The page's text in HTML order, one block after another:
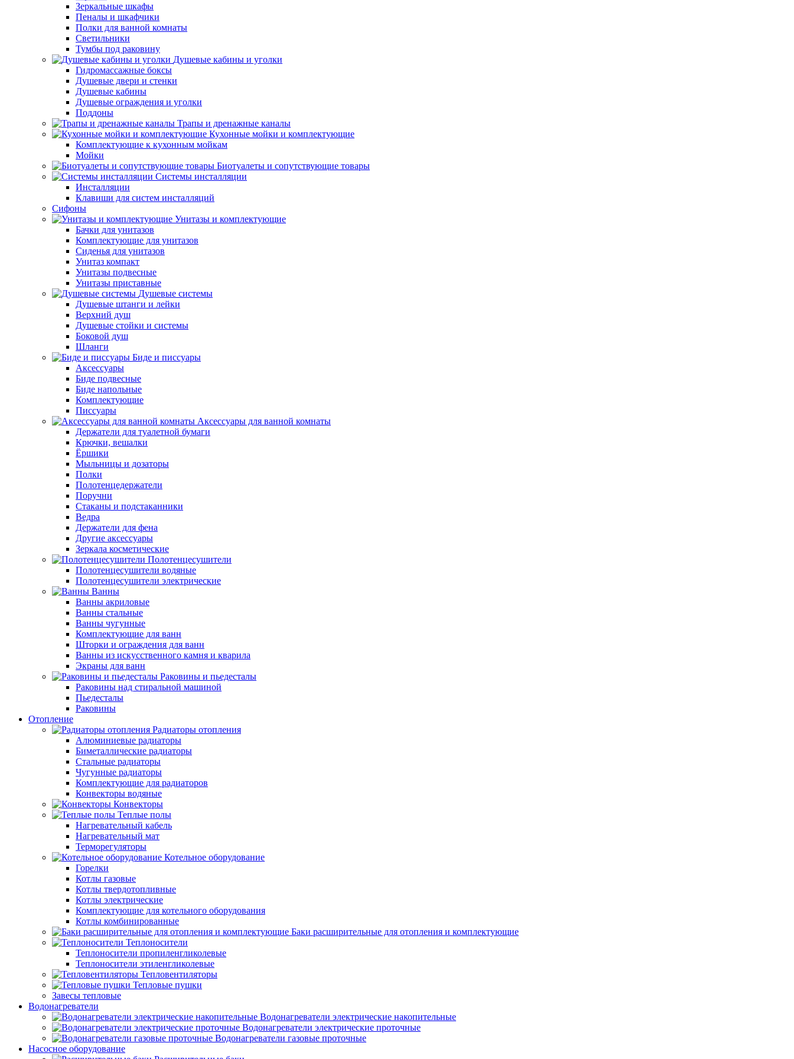
Зеркальные шкафы
Пеналы и шкафчики
Полки для ванной комнаты
Светильники
Тумбы под раковину
Душевые кабины и уголки
Гидромассажные боксы
Душевые двери и стенки
Душевые кабины
Душевые ограждения и уголки
Поддоны
Трапы и дренажные каналы
Кухонные мойки и комплектующие
Комплектующие к кухонным мойкам
Мойки
Биотуалеты и сопутствующие товары
Системы инсталляции
Инсталляции
Клавиши для систем инсталляций
Сифоны
Унитазы и комплектующие
Бачки для унитазов
Комплектующие для унитазов
Сиденья для унитазов
Унитаз компакт
Унитазы подвесные
Унитазы приставные
Душевые системы
Душевые штанги и лейки
Верхний душ
Душевые стойки и системы
Боковой душ
Шланги
Биде и писсуары
Аксессуары
Биде подвесные
Биде напольные
Комплектующие
Писсуары
Аксессуары для ванной комнаты
Держатели для туалетной бумаги
Крючки, вешалки
Ёршики
Мыльницы и дозаторы
Полки
Полотенцедержатели
Поручни
Стаканы и подстаканники
Ведра
Держатели для фена
Другие аксессуары
Зеркала косметические
Полотенцесушители
Полотенцесушители водяные
Полотенцесушители электрические
Ванны
Ванны акриловые
Ванны стальные
Ванны чугунные
Комплектующие для ванн
Шторки и ограждения для ванн
Ванны из искусственного камня и кварила
Экраны для ванн
Раковины и пьедесталы
Раковины над стиральной машиной
Пьедесталы
Раковины
Отопление
Радиаторы отопления
Алюминиевые радиаторы
Биметаллические радиаторы
Стальные радиаторы
Чугунные радиаторы
Комплектующие для радиаторов
Конвекторы водяные
Конвекторы
Теплые полы
Нагревательный кабель
Нагревательный мат
Терморегуляторы
Котельное оборудование
Горелки
Котлы газовые
Котлы твердотопливные
Котлы электрические
Комплектующие для котельного оборудования
Котлы комбинированные
Баки расширительные для отопления и комплектующие
Теплоносители
Теплоносители пропиленгликолевые
Теплоносители этиленгликолевые
Тепловентиляторы
Тепловые пушки
Завесы тепловые
Водонагреватели
Водонагреватели электрические накопительные
Водонагреватели электрические проточные
Водонагреватели газовые проточные
Насосное оборудование